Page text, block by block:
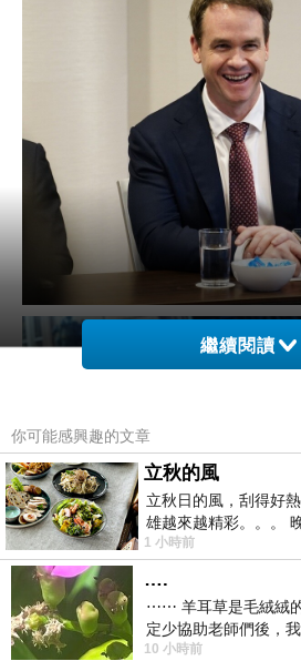
繼續閱讀
你可能感興趣的文章
立秋的風
立秋日的風，刮得好
雄越來越精彩。。。
天的風刮得很熱 夜遊
1 小時前
….
⋯⋯ 羊耳草是毛絨絨
定少協助老師們後，
不是我的工作啊。 真
10 小時前